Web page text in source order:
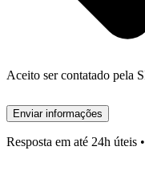
Aceito ser contatado pela
Enviar informações
Resposta em até 24h úteis